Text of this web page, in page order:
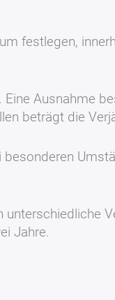
festlegen,
Ausnahme
beträgt die
Jahre.